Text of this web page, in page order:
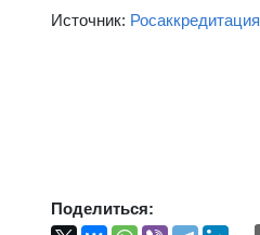
Источник: Росаккредитация
Поделиться: